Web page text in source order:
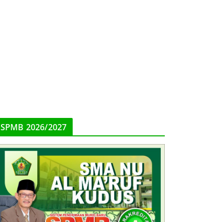
SPMB 2026/2027